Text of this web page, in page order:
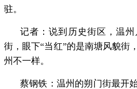
驻。
记者：说到历史街区，温
街，眼下“当红”的是南塘风貌街
州不一样。
蔡钢铁：温州的朔门街最开